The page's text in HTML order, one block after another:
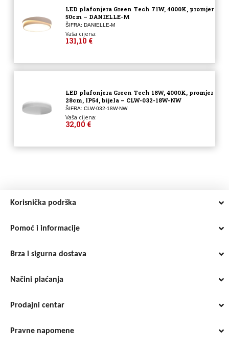
LED plafonjera Green Tech 71W, 4000K, promjer
50cm – DANIELLE-M
ŠIFRA: DANIELLE-M
Vaša cijena:
131,10 €
LED plafonjera Green Tech 18W, 4000K, promjer
28cm, IP54, bijela – CLW-032-18W-NW
ŠIFRA: CLW-032-18W-NW
Vaša cijena:
32,00 €
Korisnička podrška
Pomoć i informacije
Brza i sigurna dostava
Načini plaćanja
Prodajni centar
Pravne napomene